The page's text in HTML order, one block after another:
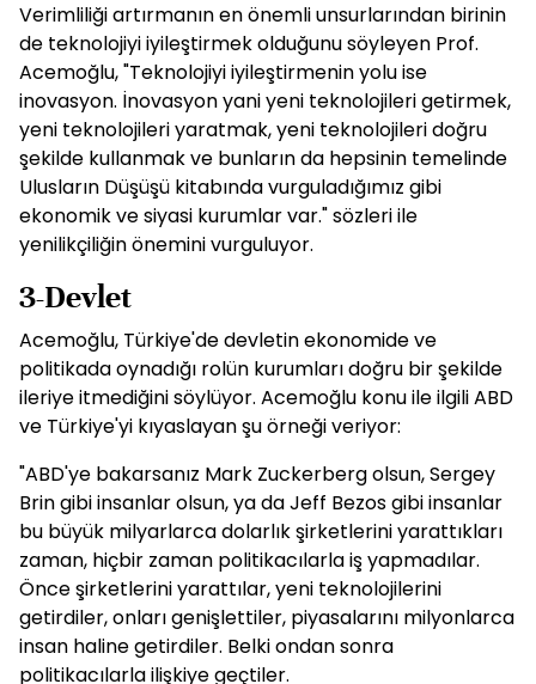
Verimliliği artırmanın en önemli unsurlarından birinin
de teknolojiyi iyileştirmek olduğunu söyleyen Prof.
Acemoğlu, "Teknolojiyi iyileştirmenin yolu ise
inovasyon. İnovasyon yani yeni teknolojileri getirmek,
yeni teknolojileri yaratmak, yeni teknolojileri doğru
şekilde kullanmak ve bunların da hepsinin temelinde
Ulusların Düşüşü kitabında vurguladığımız gibi
ekonomik ve siyasi kurumlar var." sözleri ile
yenilikçiliğin önemini vurguluyor.
3-Devlet
Acemoğlu, Türkiye'de devletin ekonomide ve
politikada oynadığı rolün kurumları doğru bir şekilde
ileriye itmediğini söylüyor. Acemoğlu konu ile ilgili ABD
ve Türkiye'yi kıyaslayan şu örneği veriyor:
"ABD'ye bakarsanız Mark Zuckerberg olsun, Sergey
Brin gibi insanlar olsun, ya da Jeff Bezos gibi insanlar
bu büyük milyarlarca dolarlık şirketlerini yarattıkları
zaman, hiçbir zaman politikacılarla iş yapmadılar.
Önce şirketlerini yarattılar, yeni teknolojilerini
getirdiler, onları genişlettiler, piyasalarını milyonlarca
insan haline getirdiler. Belki ondan sonra
politikacılarla ilişkiye geçtiler.